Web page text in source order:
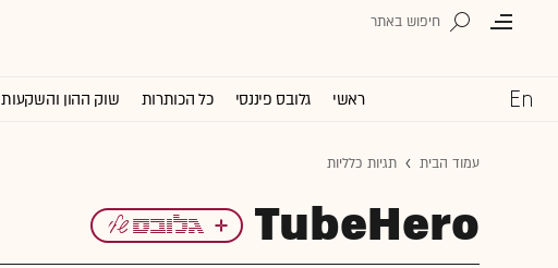
ראשי גלובס פיננסי כל הכותרות שוק ההון והשקעות
עמוד הבית תגיות כלליות
TubeHero